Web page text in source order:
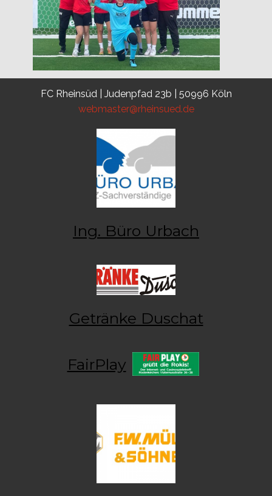
FC Rheinsüd | Judenpfad 23b | 50996 Köln
webmaster@rheinsued.de
Ing. Büro Urbach
Getränke Duschat
FairPlay